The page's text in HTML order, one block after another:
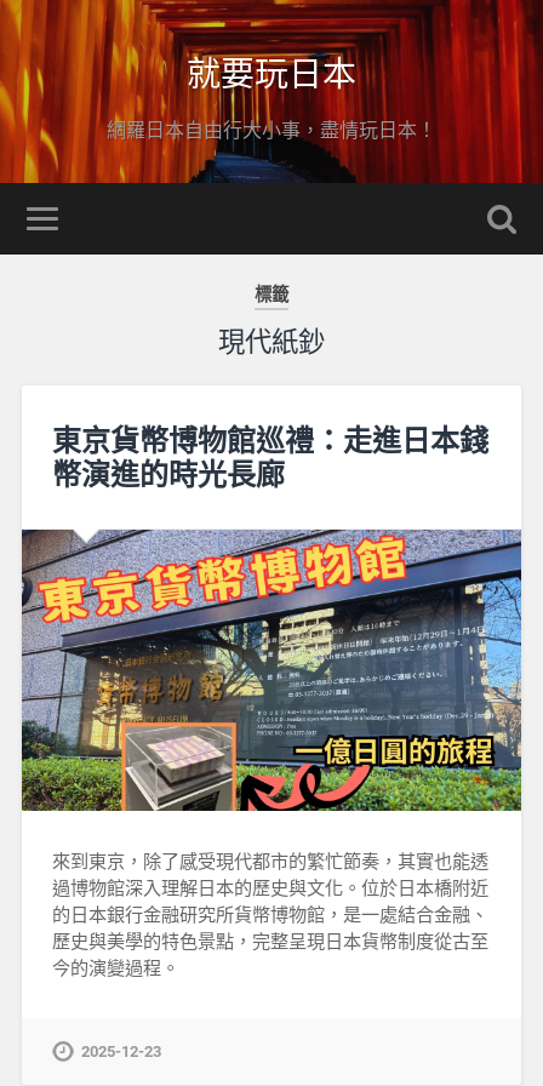
就要玩日本
網羅日本自由行大小事，盡情玩日本！
標籤
現代紙鈔
東京貨幣博物館巡禮：走進日本錢
幣演進的時光長廊
來到東京，除了感受現代都市的繁忙節奏，其實也能透
過博物館深入理解日本的歷史與文化。位於日本橋附近
的日本銀行金融研究所貨幣博物館，是一處結合金融、
歷史與美學的特色景點，完整呈現日本貨幣制度從古至
今的演變過程。
2025-12-23